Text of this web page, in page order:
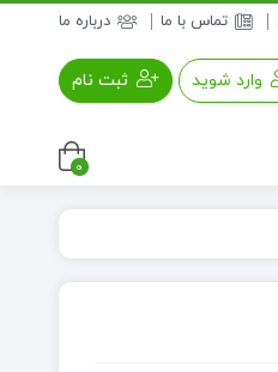
تماس با ما درباره ما
وارد شوید ثبت نام
0